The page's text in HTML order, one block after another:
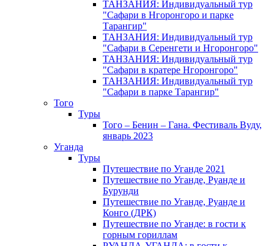
ТАНЗАНИЯ: Индивидуальный тур
"Сафари в Нгоронгоро и парке
Тарангир"
ТАНЗАНИЯ: Индивидуальный тур
"Сафари в Серенгети и Нгоронгоро"
ТАНЗАНИЯ: Индивидуальный тур
"Сафари в кратере Нгоронгоро"
ТАНЗАНИЯ: Индивидуальный тур
"Сафари в парке Тарангир"
Того
Туры
Того – Бенин – Гана. Фестиваль Вуду,
январь 2023
Уганда
Туры
Путешествие по Уганде 2021
Путешествие по Уганде, Руанде и
Бурунди
Путешествие по Уганде, Руанде и
Конго (ДРК)
Путешествие по Уганде: в гости к
горным гориллам